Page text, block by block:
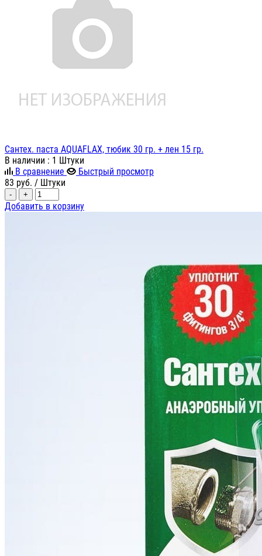
Сантех. паста AQUAFLAX, тюбик 30 гр. + лен 15 гр.
В наличии : 1 Штуки
В сравнение
Быстрый просмотр
83 руб. / Штуки
- +
Добавить в корзину